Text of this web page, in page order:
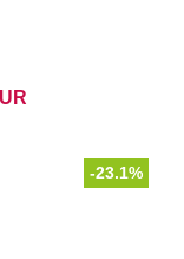
-23.1%